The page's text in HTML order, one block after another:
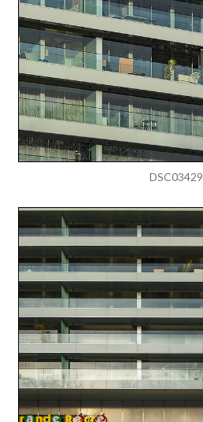
DSC03429